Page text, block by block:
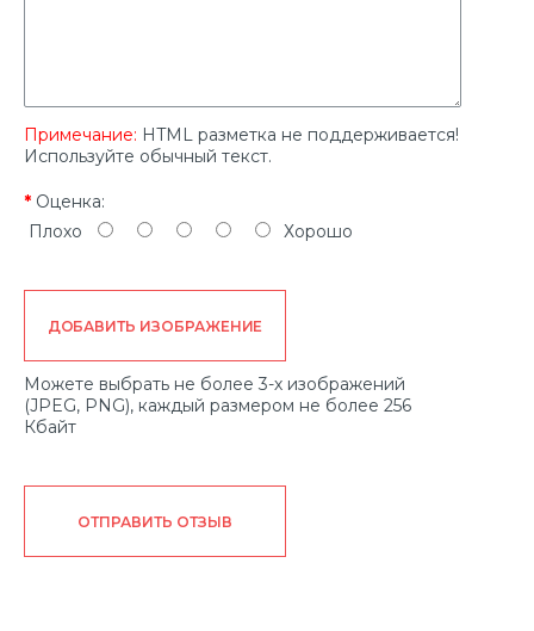
Примечание: HTML разметка не поддерживается!
Используйте обычный текст.
Оценка:
Плохо
Хорошо
ДОБАВИТЬ ИЗОБРАЖЕНИЕ
Можете выбрать не более 3-х изображений
(JPEG, PNG), каждый размером не более 256
Кбайт
ОТПРАВИТЬ ОТЗЫВ